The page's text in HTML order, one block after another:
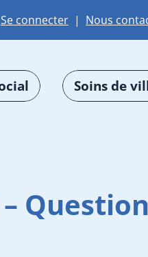
Se connecter | Nous
Soins de